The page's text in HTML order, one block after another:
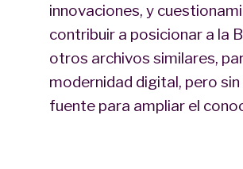
innovaciones, y
contribuir a posicionar a la
otros archivos similares,
modernidad digital, pero
fuente para ampliar el